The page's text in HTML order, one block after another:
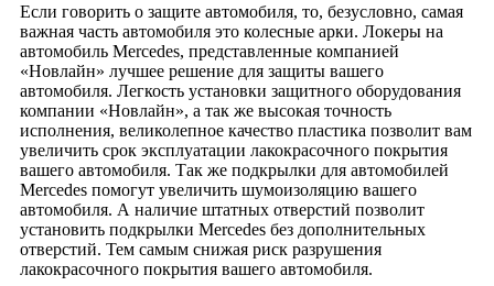
Если говорить о защите автомобиля, то, безусловно, самая
важная часть автомобиля это колесные арки. Локеры на
автомобиль Mercedes, представленные компанией
«Новлайн» лучшее решение для защиты вашего
автомобиля. Легкость установки защитного оборудования
компании «Новлайн», а так же высокая точность
исполнения, великолепное качество пластика позволит вам
увеличить срок эксплуатации лакокрасочного покрытия
вашего автомобиля. Так же подкрылки для автомобилей
Mercedes помогут увеличить шумоизоляцию вашего
автомобиля. А наличие штатных отверстий позволит
установить подкрылки Mercedes без дополнительных
отверстий. Тем самым снижая риск разрушения
лакокрасочного покрытия вашего автомобиля.